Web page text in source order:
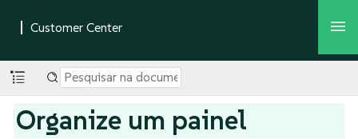
Organize um painel